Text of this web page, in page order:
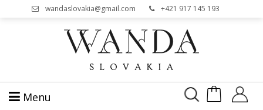
wandaslovakia@gmail.com +421 917 145 193
Menu